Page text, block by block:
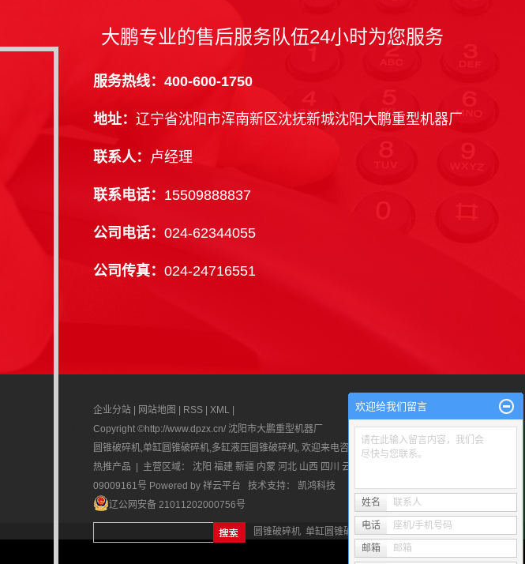
大鹏专业的售后服务队伍24小时为您服务
服务热线：400-600-1750
地址： 辽宁省沈阳市浑南新区沈抚新城沈阳大鹏重型机器厂
联系人： 卢经理
联系电话： 15509888837
公司电话： 024-62344055
公司传真： 024-24716551
企业分站 网站地图 RSS XML
Copyright ©http://www.dpzx.cn/ 沈阳市大鹏重型机器厂
圆锥破碎机,单缸圆锥破碎机,多缸液压圆锥破碎机, 欢迎来电咨询!
热推产品 | 主营区域： 沈阳 福建 新疆 内蒙 河北 山西 四川 云南
09009161号 Powered by 祥云平台 技术支持： 凯鸿科技
辽公网安备 21011202000756号
圆锥破碎机 单缸圆锥破碎机 多缸液压圆锥破碎机
欢迎给我们留言
请在此输入留言内容，我们会
尽快与您联系。
姓名 联系人
电话 座机/手机号码
邮箱 邮箱